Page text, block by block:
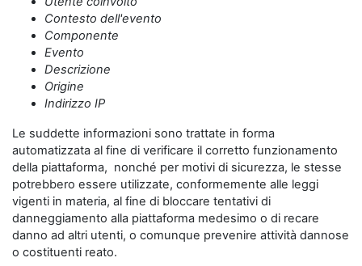
Contesto dell'evento
Componente
Evento
Descrizione
Origine
Indirizzo IP
Le suddette informazioni sono trattate in forma
automatizzata al fine di verificare il corretto funzionamento
della piattaforma, nonché per motivi di sicurezza, le stesse
potrebbero essere utilizzate, conformemente alle leggi
vigenti in materia, al fine di bloccare tentativi di
danneggiamento alla piattaforma medesimo o di recare
danno ad altri utenti, o comunque prevenire attività dannose
o costituenti reato.